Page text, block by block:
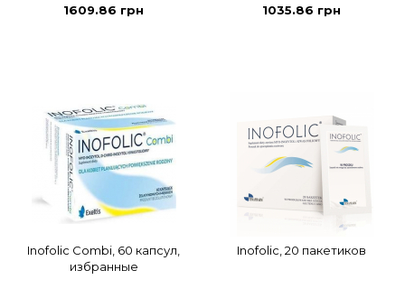
1609.86 грн 1035.86 грн
Inofolic Combi, 60 капсул,
избранные
Inofolic, 20 пакетиков